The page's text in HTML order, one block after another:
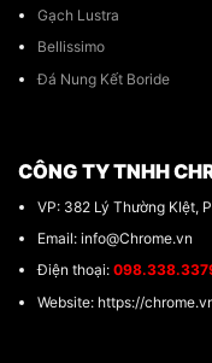
Gạch Lustra
Bellissimo
Đá Nung Kết Boride
CÔNG TY TNHH
VP: 382 Lý Thường KIệt,
Email: info@Chrome.vn
Điện thoại:
Website: https://